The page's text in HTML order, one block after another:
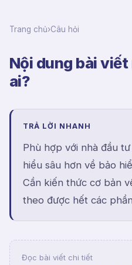
Trang chủ›Câu hỏi
Nội dung bài
ai?
TRẢ LỜI NHANH
Phù hợp với nhà đầu
hiểu sâu hơn về bảo
Cần kiến thức cơ bản
theo được hết các
Đọc bài viết chi tiết